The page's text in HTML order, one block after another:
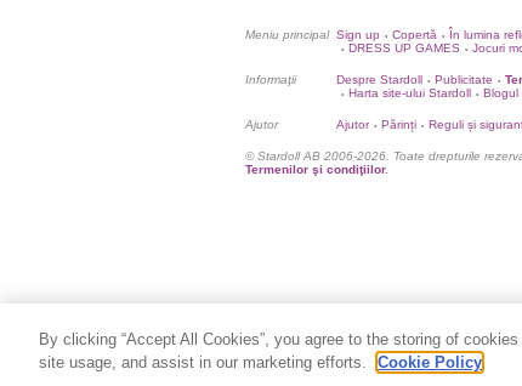
Meniu principal Sign up • Copertă • În lumina
• DRESS UP GAMES • Jocuri
Informaţii Despre Stardoll • Publicitate •
• Harta site-ului Stardoll • Blogul
Ajutor Ajutor • Părinți • Reguli și
© Stardoll AB 2006-2026. Toate drepturile
Termenilor şi condiţiilor.
By clicking “Accept All Cookies”, you agree to the storing of
site usage, and assist in our marketing efforts.
Cookie Policy